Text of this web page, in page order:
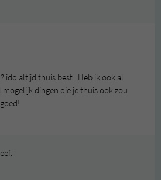
idd altijd thuis best.. Heb ik ook al
dingen die je thuis ook zou